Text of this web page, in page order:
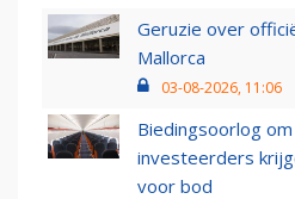
Geruzie over
Mallorca
03-08-2026, 11:06
Biedingsoorlog
investeerders
voor bod